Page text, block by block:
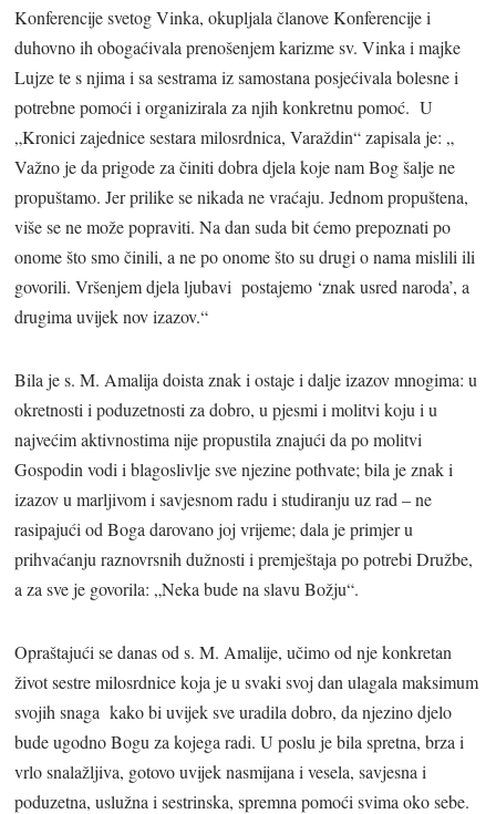
Konferencije svetog Vinka, okupljala članove Konferencije i
duhovno ih obogaćivala prenošenjem karizme sv. Vinka i majke
Lujze te s njima i sa sestrama iz samostana posjećivala bolesne i
potrebne pomoći i organizirala za njih konkretnu pomoć. U
„Kronici zajednice sestara milosrdnica, Varaždin“ zapisala je: „
Važno je da prigode za činiti dobra djela koje nam Bog šalje ne
propuštamo. Jer prilike se nikada ne vraćaju. Jednom propuštena,
više se ne može popraviti. Na dan suda bit ćemo prepoznati po
onome što smo činili, a ne po onome što su drugi o nama mislili ili
govorili. Vršenjem djela ljubavi postajemo ‘znak usred naroda’, a
drugima uvijek nov izazov.“
Bila je s. M. Amalija doista znak i ostaje i dalje izazov mnogima: u
okretnosti i poduzetnosti za dobro, u pjesmi i molitvi koju i u
najvećim aktivnostima nije propustila znajući da po molitvi
Gospodin vodi i blagoslivlje sve njezine pothvate; bila je znak i
izazov u marljivom i savjesnom radu i studiranju uz rad – ne
rasipajući od Boga darovano joj vrijeme; dala je primjer u
prihvaćanju raznovrsnih dužnosti i premještaja po potrebi Družbe,
a za sve je govorila: „Neka bude na slavu Božju“.
Opraštajući se danas od s. M. Amalije, učimo od nje konkretan
život sestre milosrdnice koja je u svaki svoj dan ulagala maksimum
svojih snaga kako bi uvijek sve uradila dobro, da njezino djelo
bude ugodno Bogu za kojega radi. U poslu je bila spretna, brza i
vrlo snalažljiva, gotovo uvijek nasmijana i vesela, savjesna i
poduzetna, uslužna i sestrinska, spremna pomoći svima oko sebe.